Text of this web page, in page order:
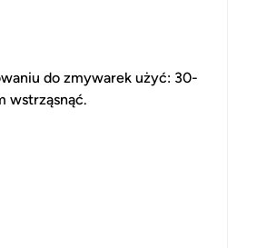
do zmywarek użyć: 30-
wstrząsnąć.